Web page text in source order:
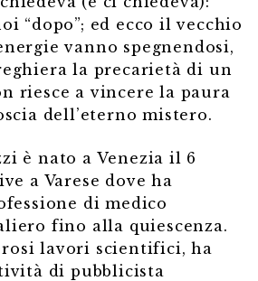
“dopo”; ed ecco il vecchio
vanno spegnendosi,
la precarietà di un
riesce a vincere la paura
dell’eterno mistero.
è nato a Venezia il 6
a Varese dove ha
di medico
fino alla quiescenza.
lavori scientifici, ha
di pubblicista